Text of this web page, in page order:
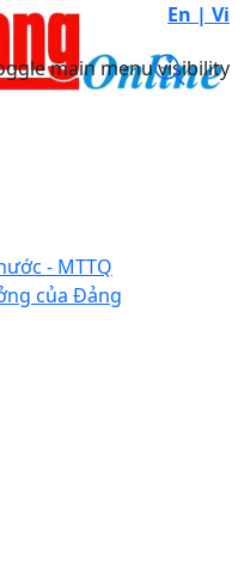
En | Vi
main menu visibility
- MTTQ
của Đảng